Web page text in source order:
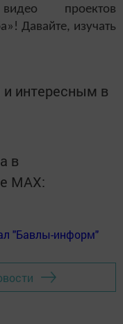
проектов
Давайте, изучать
интересным в
в
MАХ:
"Бавлы-информ"